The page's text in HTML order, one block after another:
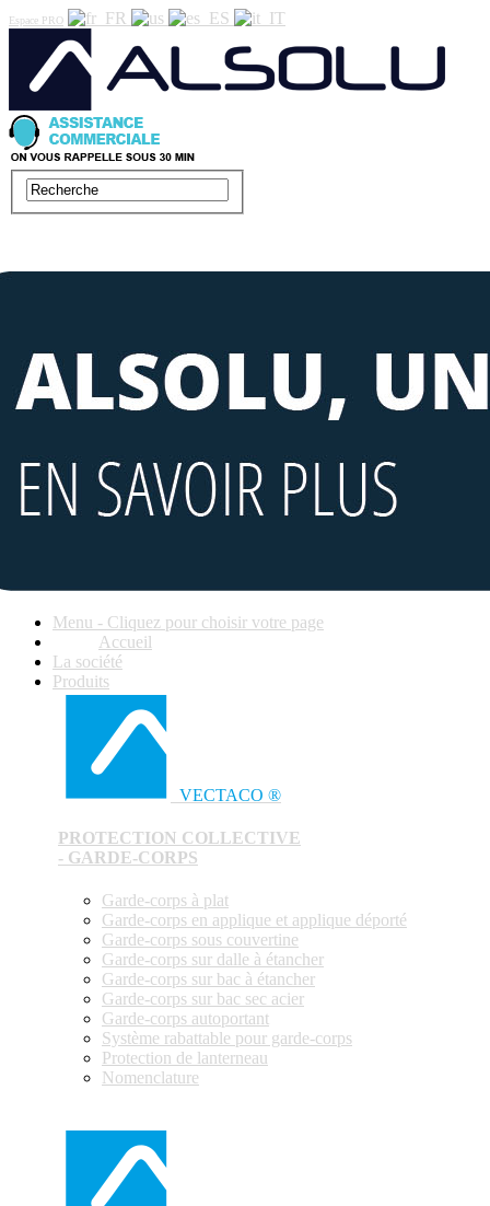
Espace PRO
Menu - Cliquez pour choisir votre page
Accueil
La société
Produits
VECTACO ®
PROTECTION COLLECTIVE
- GARDE-CORPS
Garde-corps à plat
Garde-corps en applique et applique déporté
Garde-corps sous couvertine
Garde-corps sur dalle à étancher
Garde-corps sur bac à étancher
Garde-corps sur bac sec acier
Garde-corps autoportant
Système rabattable pour garde-corps
Protection de lanterneau
Nomenclature